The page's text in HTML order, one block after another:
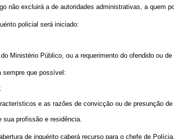
não excluirá a de autoridades administrativas, a quem
policial será iniciado:
Ministério Público, ou a requerimento do ofendido ou
sempre que possível:
e as razões de convicção ou de presunção
sua profissão e residência.
de inquérito caberá recurso para o chefe de Polícia.